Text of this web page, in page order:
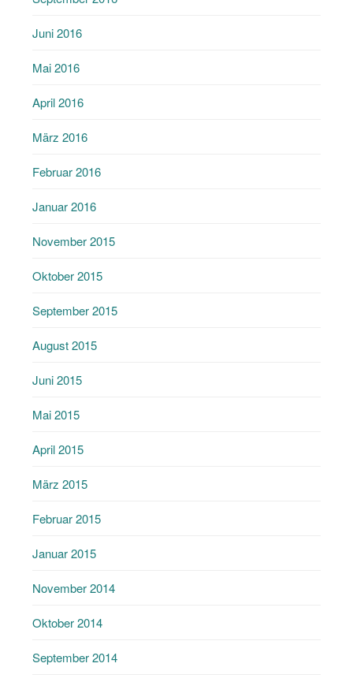
Juni 2016
Mai 2016
April 2016
März 2016
Februar 2016
Januar 2016
November 2015
Oktober 2015
September 2015
August 2015
Juni 2015
Mai 2015
April 2015
März 2015
Februar 2015
Januar 2015
November 2014
Oktober 2014
September 2014